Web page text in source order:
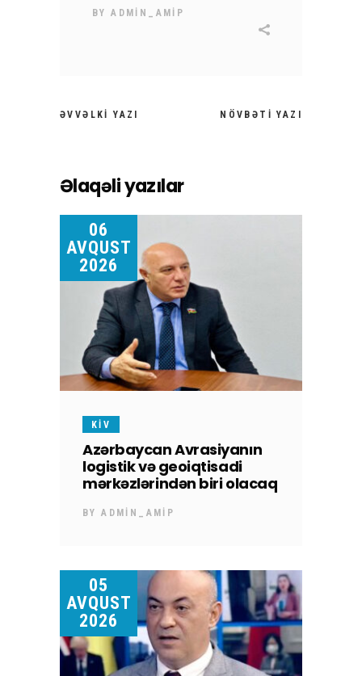
BYADMIN_AMIP
ƏVVƏLKI YAZI NÖVBƏTI YAZI
Əlaqəli yazılar
06
AVQUST
2026
KİV
Azərbaycan Avrasiyanın
logistik və geoiqtisadi
mərkəzlərindən biri olacaq
BYADMIN_AMIP
05
AVQUST
2026